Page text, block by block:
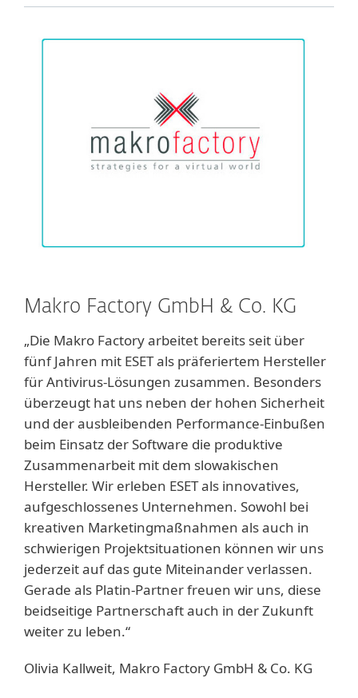
Makro Factory GmbH & Co. KG
„Die Makro Factory arbeitet bereits seit über
fünf Jahren mit ESET als präferiertem Hersteller
für Antivirus-Lösungen zusammen. Besonders
überzeugt hat uns neben der hohen Sicherheit
und der ausbleibenden Performance-Einbußen
beim Einsatz der Software die produktive
Zusammenarbeit mit dem slowakischen
Hersteller. Wir erleben ESET als innovatives,
aufgeschlossenes Unternehmen. Sowohl bei
kreativen Marketingmaßnahmen als auch in
schwierigen Projektsituationen können wir uns
jederzeit auf das gute Miteinander verlassen.
Gerade als Platin-Partner freuen wir uns, diese
beidseitige Partnerschaft auch in der Zukunft
weiter zu leben.“
Olivia Kallweit, Makro Factory GmbH & Co. KG